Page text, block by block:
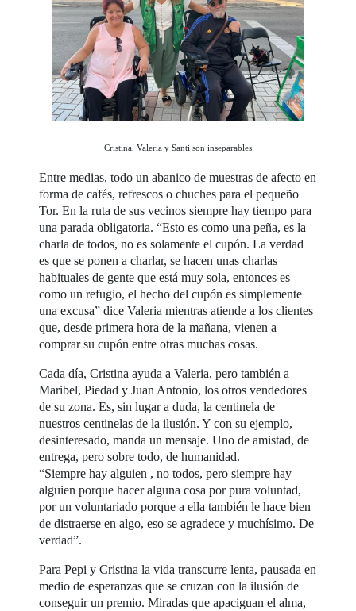
Cristina, Valeria y Santi son inseparables
Entre medias, todo un abanico de muestras de afecto en
forma de cafés, refrescos o chuches para el pequeño
Tor. En la ruta de sus vecinos siempre hay tiempo para
una parada obligatoria. “Esto es como una peña, es la
charla de todos, no es solamente el cupón. La verdad
es que se ponen a charlar, se hacen unas charlas
habituales de gente que está muy sola, entonces es
como un refugio, el hecho del cupón es simplemente
una excusa” dice Valeria mientras atiende a los clientes
que, desde primera hora de la mañana, vienen a
comprar su cupón entre otras muchas cosas.
Cada día, Cristina ayuda a Valeria, pero también a
Maribel, Piedad y Juan Antonio, los otros vendedores
de su zona. Es, sin lugar a duda, la centinela de
nuestros centinelas de la ilusión. Y con su ejemplo,
desinteresado, manda un mensaje. Uno de amistad, de
entrega, pero sobre todo, de humanidad.
“Siempre hay alguien , no todos, pero siempre hay
alguien porque hacer alguna cosa por pura voluntad,
por un voluntariado porque a ella también le hace bien
de distraerse en algo, eso se agradece y muchísimo. De
verdad”.
Para Pepi y Cristina la vida transcurre lenta, pausada en
medio de esperanzas que se cruzan con la ilusión de
conseguir un premio. Miradas que apaciguan el alma,